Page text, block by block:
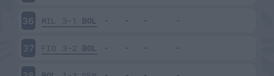
36 MIL 3-1 BOL
37 FIO 3-2 BOL